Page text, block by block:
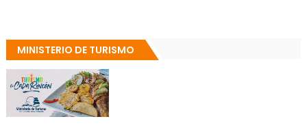
MINISTERIO DE TURISMO